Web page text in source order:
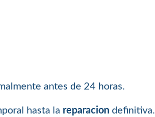
antes de 24 horas.
hasta la reparacion definitiva.